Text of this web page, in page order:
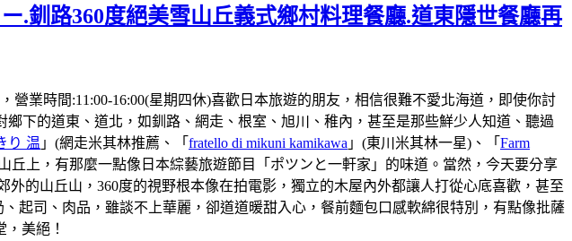
.釧路360度絕美雪山丘義式鄉村料理餐廳.道東隱世餐廳再
營業時間:11:00-16:00(星期四休)喜歡日本旅遊的朋友，相信很難不愛北海道，即使你討
下的道東、道北，如釧路、網走、根室、旭川、稚內，甚至是那些鮮少人知道、聽過
り 温 」(網走米其林推薦、「 fratello di mikuni kamikawa 」(東川米其林一星)、「 Farm
上，有那麼一點像日本綜藝旅遊節目「ポツンと一軒家」的味道。當然，今天要分享
的山丘山，360度的視野根本像在拍電影，獨立的木屋內外都讓人打從心底喜歡，甚至
起司、肉品，雖談不上華麗，卻道道暖甜入心，餐前麵包口感軟綿很特別，有點像批薩
美絕！